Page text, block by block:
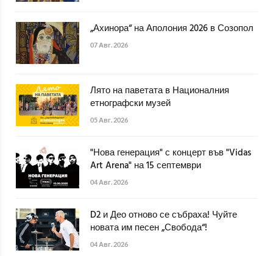
„Ахинора“ на Аполония 2026 в Созопол
07 Авг. 2026
Лято на паветата в Националния
етнографски музей
05 Авг. 2026
"Нова генерация" с концерт във "Vidas
Art Arena" на 15 септември
04 Авг. 2026
D2 и Део отново се събраха! Чуйте
новата им песен „Свобода“!
04 Авг. 2026